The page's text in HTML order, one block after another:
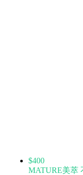
$400
MATURE美萃